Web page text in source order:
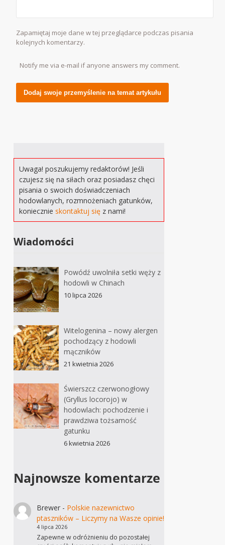
Zapamiętaj moje dane w tej przeglądarce podczas pisania
kolejnych komentarzy.
Notify me via e-mail if anyone answers my comment.
Uwaga! poszukujemy redaktorów! Jeśli
czujesz się na siłach oraz posiadasz chęci
pisania o swoich doświadczeniach
hodowlanych, rozmnożeniach gatunków,
koniecznieskontaktuj się z nami!
Wiadomości
Powódź uwolniła setki węży z
hodowli w Chinach
10 lipca 2026
Witelogenina – nowy alergen
pochodzący z hodowli
mączników
21 kwietnia 2026
Świerszcz czerwonogłowy
(Gryllus locorojo) w
hodowlach: pochodzenie i
prawdziwa tożsamość
gatunku
6 kwietnia 2026
Najnowsze komentarze
Brewer- Polskie nazewnictwo
ptaszników – Liczymy na Wasze opinie!
4 lipca 2026
Zapewne w odróżnieniu do pozostałej